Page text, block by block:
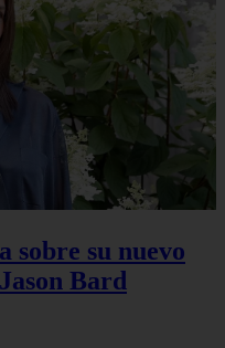
sobre su nuevo
Bard